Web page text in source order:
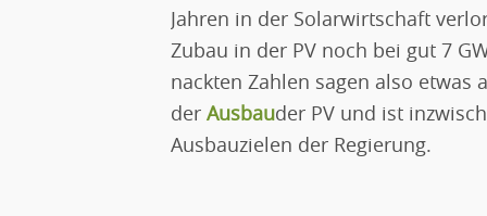
Jahren in der Solarwirtschaft
Zubau in der PV noch bei gut 7
nackten Zahlen sagen also etwas
der Ausbauder PV und ist
Ausbauzielen der Regierung.